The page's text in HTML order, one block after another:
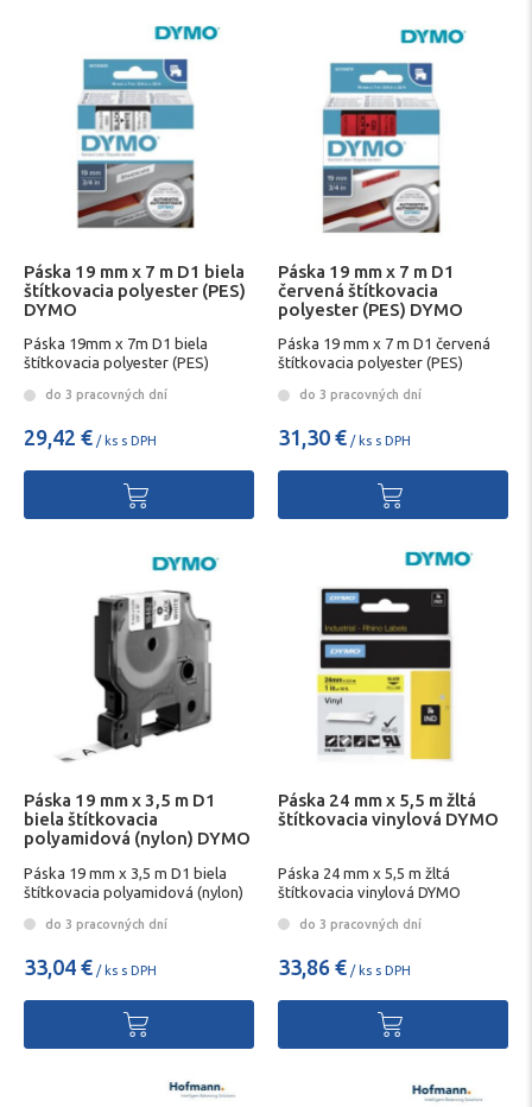
Páska 19 mm x 7 m D1 biela
štítkovacia polyester (PES)
DYMO
Páska 19mm x 7m D1 biela
štítkovacia polyester (PES)
do 3 pracovných dní
29,42 € / ks s DPH
Páska 19 mm x 7 m D1
červená štítkovacia
polyester (PES) DYMO
Páska 19 mm x 7 m D1 červená
štítkovacia polyester (PES)
do 3 pracovných dní
31,30 € / ks s DPH
Páska 19 mm x 3,5 m D1
biela štítkovacia
polyamidová (nylon) DYMO
Páska 19 mm x 3,5 m D1 biela
štítkovacia polyamidová (nylon)
do 3 pracovných dní
33,04 € / ks s DPH
Páska 24 mm x 5,5 m žltá
štítkovacia vinylová DYMO
Páska 24 mm x 5,5 m žltá
štítkovacia vinylová DYMO
do 3 pracovných dní
33,86 € / ks s DPH